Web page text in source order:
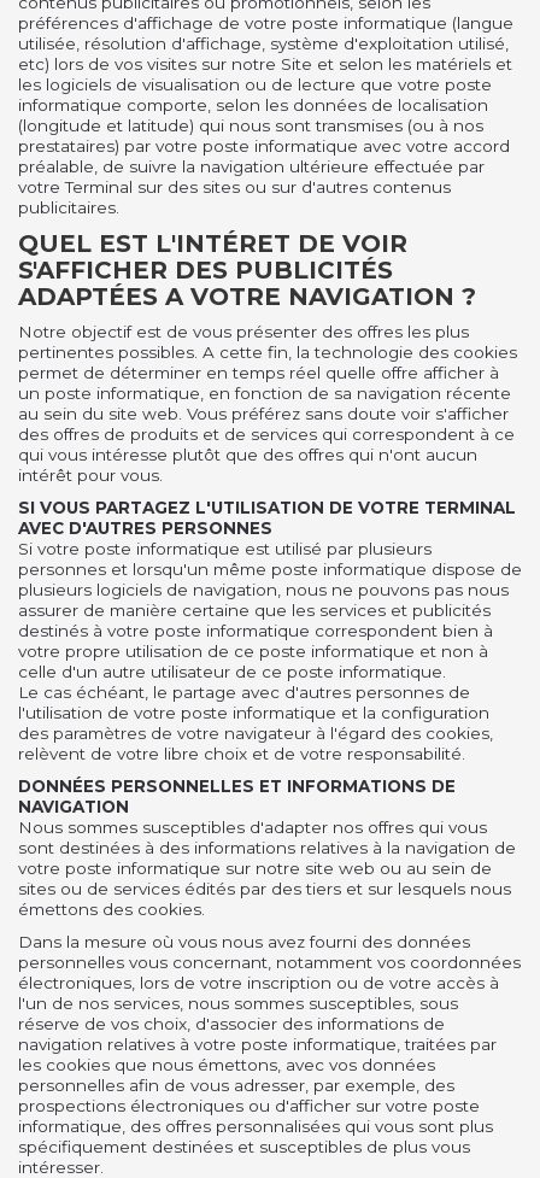
préférences d'affichage de votre poste informatique (langue
utilisée, résolution d'affichage, système d'exploitation utilisé,
etc) lors de vos visites sur notre Site et selon les matériels et
les logiciels de visualisation ou de lecture que votre poste
informatique comporte, selon les données de localisation
(longitude et latitude) qui nous sont transmises (ou à nos
prestataires) par votre poste informatique avec votre accord
préalable, de suivre la navigation ultérieure effectuée par
votre Terminal sur des sites ou sur d'autres contenus
publicitaires.
QUEL EST L'INTÉRET DE VOIR
S'AFFICHER DES PUBLICITÉS
ADAPTÉES A VOTRE NAVIGATION ?
Notre objectif est de vous présenter des offres les plus
pertinentes possibles. A cette fin, la technologie des cookies
permet de déterminer en temps réel quelle offre afficher à
un poste informatique, en fonction de sa navigation récente
au sein du site web. Vous préférez sans doute voir s'afficher
des offres de produits et de services qui correspondent à ce
qui vous intéresse plutôt que des offres qui n'ont aucun
intérêt pour vous.
SI VOUS PARTAGEZ L'UTILISATION DE VOTRE TERMINAL
AVEC D'AUTRES PERSONNES
Si votre poste informatique est utilisé par plusieurs
personnes et lorsqu'un même poste informatique dispose de
plusieurs logiciels de navigation, nous ne pouvons pas nous
assurer de manière certaine que les services et publicités
destinés à votre poste informatique correspondent bien à
votre propre utilisation de ce poste informatique et non à
celle d'un autre utilisateur de ce poste informatique.
Le cas échéant, le partage avec d'autres personnes de
l'utilisation de votre poste informatique et la configuration
des paramètres de votre navigateur à l'égard des cookies,
relèvent de votre libre choix et de votre responsabilité.
DONNÉES PERSONNELLES ET INFORMATIONS DE
NAVIGATION
Nous sommes susceptibles d'adapter nos offres qui vous
sont destinées à des informations relatives à la navigation de
votre poste informatique sur notre site web ou au sein de
sites ou de services édités par des tiers et sur lesquels nous
émettons des cookies.
Dans la mesure où vous nous avez fourni des données
personnelles vous concernant, notamment vos coordonnées
électroniques, lors de votre inscription ou de votre accès à
l'un de nos services, nous sommes susceptibles, sous
réserve de vos choix, d'associer des informations de
navigation relatives à votre poste informatique, traitées par
les cookies que nous émettons, avec vos données
personnelles afin de vous adresser, par exemple, des
prospections électroniques ou d'afficher sur votre poste
informatique, des offres personnalisées qui vous sont plus
spécifiquement destinées et susceptibles de plus vous
intéresser.